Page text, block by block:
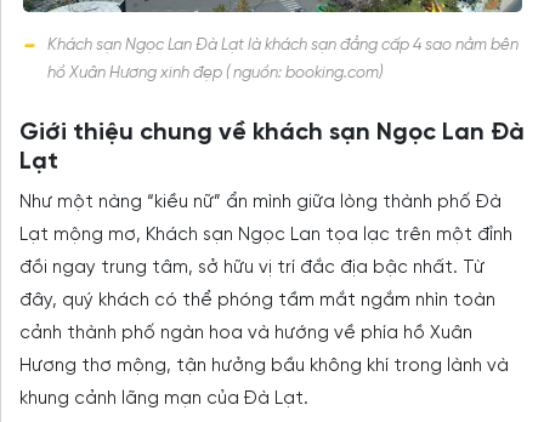
Khách sạn Ngọc Lan Đà Lạt là khách sạn đẳng cấp 4 sao nằm bên
hồ Xuân Hương xinh đẹp ( nguồn: booking.com)
Giới thiệu chung về khách sạn Ngọc Lan Đà
Lạt
Như một nàng “kiều nữ” ẩn mình giữa lòng thành phố Đà
Lạt mộng mơ, Khách sạn Ngọc Lan tọa lạc trên một đỉnh
đồi ngay trung tâm, sở hữu vị trí đắc địa bậc nhất. Từ
đây, quý khách có thể phóng tầm mắt ngắm nhìn toàn
cảnh thành phố ngàn hoa và hướng về phía hồ Xuân
Hương thơ mộng, tận hưởng bầu không khí trong lành và
khung cảnh lãng mạn của Đà Lạt.